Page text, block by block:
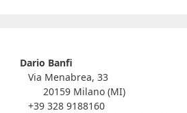
Dario Banfi
Via Menabrea, 33
20159 Milano (MI)
+39 328 9188160